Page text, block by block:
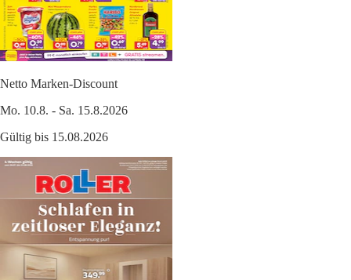
Netto Marken-Discount
Mo. 10.8. - Sa. 15.8.2026
Gültig bis 15.08.2026